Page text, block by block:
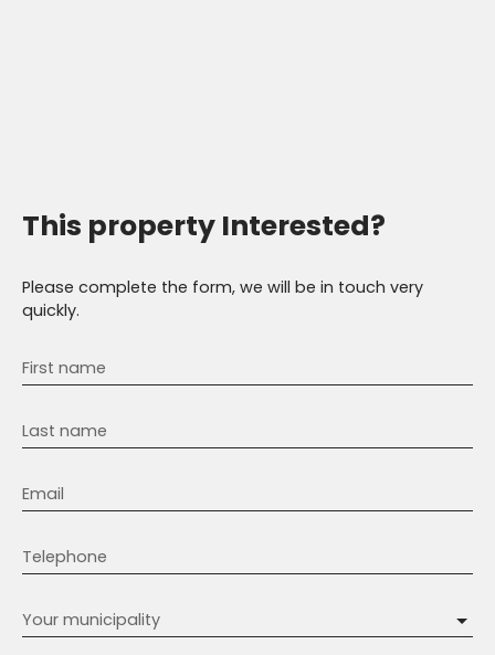
This property Interested?
Please complete the form, we will be in touch very
quickly.
First name
Last name
Email
Telephone
Your municipality